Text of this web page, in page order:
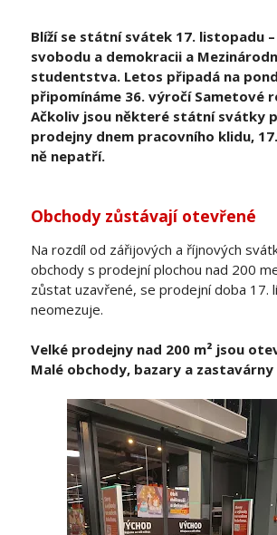
Blíží se státní svátek 17. listopadu –
svobodu a demokracii a
studentstva. Letos připadá na
připomínáme 36. výročí Sametové
Ačkoliv jsou některé státní svátky
prodejny dnem pracovního klidu,
ně nepatří.
Obchody zůstávají otevřené
Na rozdíl od zářijových a říjnových
obchody s prodejní plochou nad 200
zůstat uzavřené, se prodejní doba 17.
neomezuje.
Velké prodejny nad 200 m² jsou
Malé obchody, bazary a